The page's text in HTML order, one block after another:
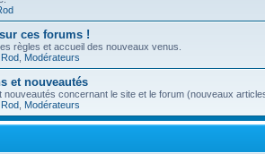
ces forums !
règles et accueil des nouveaux venus.
Rod Modérateurs
et nouveautés
nouveautés concernant le site et le forum (nouveaux
Rod Modérateurs